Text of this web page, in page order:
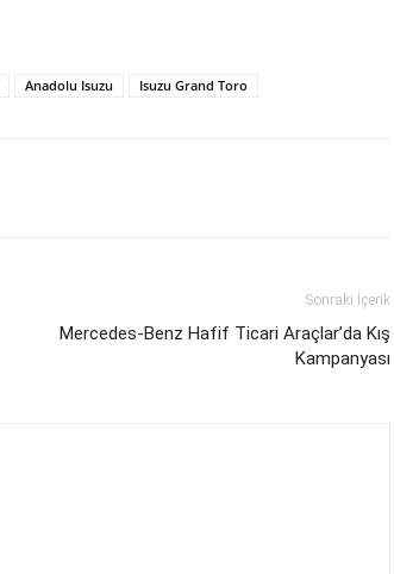
Anadolu Isuzu Isuzu Grand Toro
Sonraki İçerik
Mercedes-Benz Hafif Ticari Araçlar’da Kış
Kampanyası